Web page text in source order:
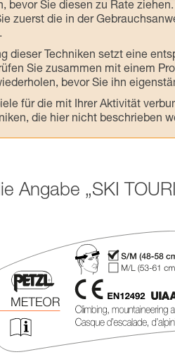
bevor Sie diesen zu Rate
zuerst die in der
dieser Techniken setzt eine
Sie zusammen mit einem
bevor Sie ihn
für die mit Ihrer Aktivität
die hier nicht beschrieben
Angabe „SKI